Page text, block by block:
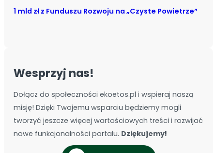
1 mld zł z Funduszu Rozwoju na „Czyste Powietrze”
Wesprzyj nas!
Dołącz do społeczności ekoetos.pl i wspieraj naszą
misję! Dzięki Twojemu wsparciu będziemy mogli
tworzyć jeszcze więcej wartościowych treści i rozwijać
nowe funkcjonalności portalu. Dziękujemy!